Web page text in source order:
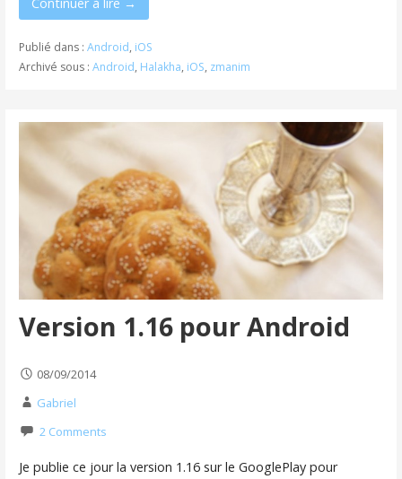
Continuer à lire →
Publié dans : Android, iOS
Archivé sous : Android, Halakha, iOS, zmanim
Version 1.16 pour Android
08/09/2014
Gabriel
2 Comments
Je publie ce jour la version 1.16 sur le GooglePlay pour